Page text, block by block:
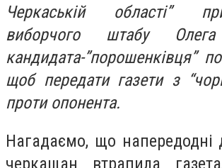
Черкаській області”
виборчого штабу Олега
кандидата-”порошенківця”
щоб передати газети з
проти опонента.
Нагадаємо, що напередодні
черкащан втрапила